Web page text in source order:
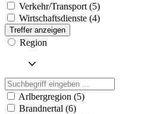
Verkehr/Transport (5)
Wirtschaftsdienste (4)
Treffer anzeigen
Region
Arlbergregion (5)
Brandnertal (6)